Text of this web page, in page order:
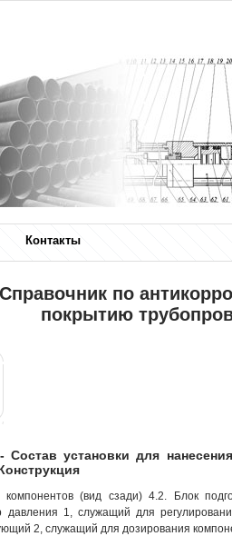
Контакты
Справочник по
покрытию
Состав установки для
компонентов (вид сзади) 4.2. Блок
давления 1, служащий для
2, служащий для дозирования